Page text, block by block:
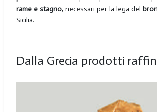
rame e stagno, necessari per la lega del
Sicilia.
Dalla Grecia prodotti